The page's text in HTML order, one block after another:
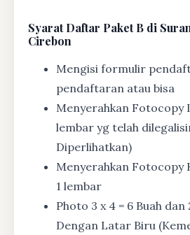
SyaratDaftar Paket B di
Cirebon
Mengisi formulir
pendaftaran atau bisa
Menyerahkan Fotocopy
lembar yg telah
Diperlihatkan)
Menyerahkan Fotocopy
1 lembar
Photo 3 x 4 = 6 Buah dan
Dengan Latar Biru